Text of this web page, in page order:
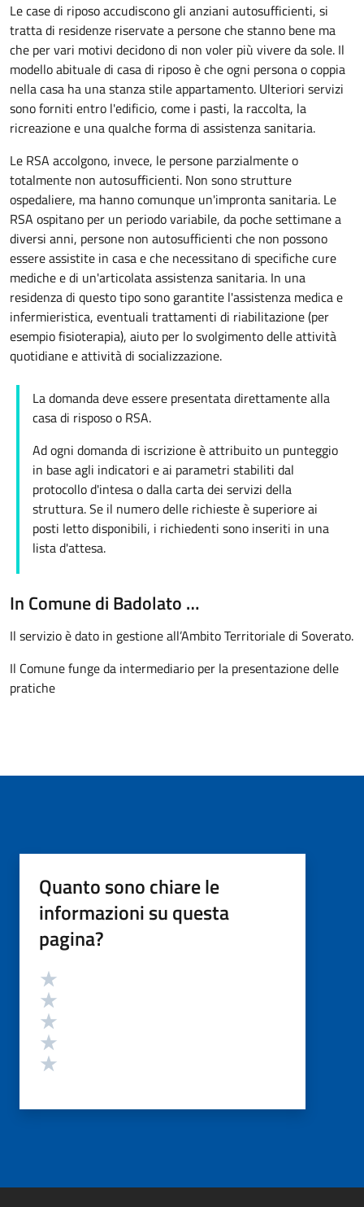
Le case di riposo accudiscono gli anziani autosufficienti, si
tratta di residenze riservate a persone che stanno bene ma
che per vari motivi decidono di non voler più vivere da sole. Il
modello abituale di casa di riposo è che ogni persona o coppia
nella casa ha una stanza stileappartamento. Ulteriori servizi
sono forniti entro l'edificio, come i pasti, la raccolta, la
ricreazione e una qualche forma di assistenza sanitaria.
Le RSA accolgono, invece, le persone parzialmente o
totalmente non autosufficienti. Non sono strutture
ospedaliere, ma hanno comunque un'impronta sanitaria. Le
RSA ospitano per un periodo variabile, da poche settimane a
diversi anni, persone non autosufficienti che non possono
essere assistite in casa e che necessitano di specifiche cure
mediche e di un'articolata assistenza sanitaria. In una
residenza di questo tipo sono garantite l'assistenza medica e
infermieristica, eventuali trattamenti di riabilitazione (per
esempio fisioterapia), aiuto per lo svolgimento delle attività
quotidiane e attività di socializzazione.
La domanda deve essere presentata direttamente alla
casa di risposo o RSA.
Ad ogni domanda di iscrizione è attribuito un punteggio
in base agli indicatori e ai parametri stabiliti dal
protocollo d'intesa o dalla carta dei servizi della
struttura. Se il numero delle richieste è superiore ai
posti letto disponibili, i richiedenti sono inseriti in una
lista d'attesa.
In Comune di Badolato …
Il servizio è dato in gestione all’Ambito Territoriale di Soverato.
Il Comune funge da intermediario per la presentazione delle
pratiche
Quanto sono chiare le
informazioni su questa
pagina?
Valutazione